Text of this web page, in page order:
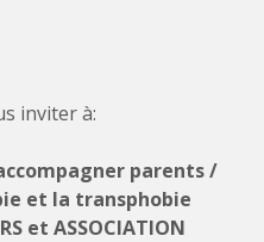
inviter à:
parents /
et la transphobie
et ASSOCIATION